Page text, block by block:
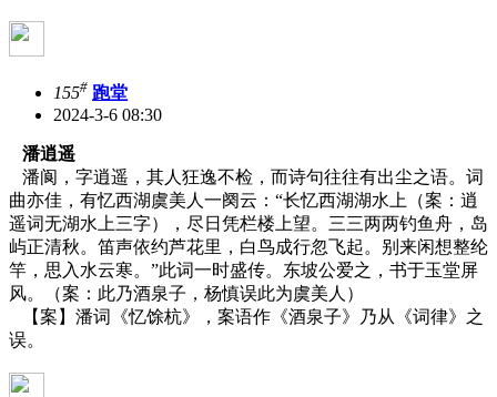
155# 跑堂
2024-3-6 08:30
潘逍遥
潘阆，字逍遥，其人狂逸不检，而诗句往往有出尘之语。词
曲亦佳，有忆西湖虞美人一阕云：“长忆西湖湖水上（案：逍
遥词无湖水上三字），尽日凭栏楼上望。三三两两钓鱼舟，岛
屿正清秋。笛声依约芦花里，白鸟成行忽飞起。别来闲想整纶
竿，思入水云寒。”此词一时盛传。东坡公爱之，书于玉堂屏
风。（案：此乃酒泉子，杨慎误此为虞美人）
【案】潘词《忆馀杭》，案语作《酒泉子》乃从《词律》之
误。